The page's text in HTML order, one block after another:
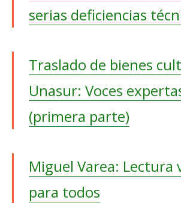
serias deficiencias
Traslado de bienes
Unasur: Voces
(primera parte)
Miguel Varea: Lectura
para todos